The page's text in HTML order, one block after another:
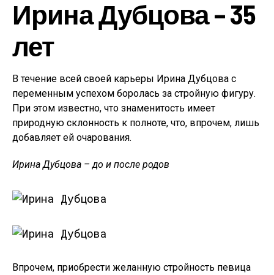
Ирина Дубцова – 35
лет
В течение всей своей карьеры Ирина Дубцова с
переменным успехом боролась за стройную фигуру.
При этом известно, что знаменитость имеет
природную склонность к полноте, что, впрочем, лишь
добавляет ей очарования.
Ирина Дубцова – до и после родов
Впрочем, приобрести желанную стройность певица